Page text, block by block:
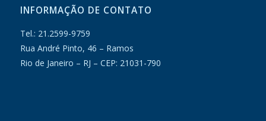
INFORMAÇÃO DE CONTATO
Tel.: 21.2599-9759
Rua André Pinto, 46 – Ramos
Rio de Janeiro – RJ – CEP: 21031-790